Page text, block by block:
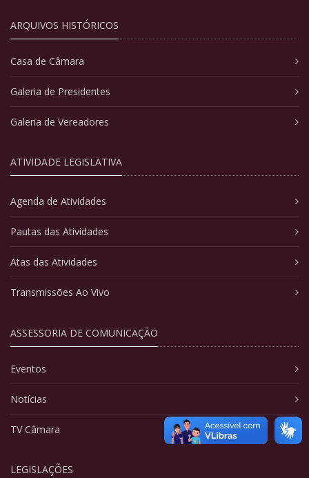
ARQUIVOS HISTÓRICOS
Casa de Câmara
Galeria de Presidentes
Galeria de Vereadores
ATIVIDADE LEGISLATIVA
Agenda de Atividades
Pautas das Atividades
Atas das Atividades
Transmissões Ao Vivo
ASSESSORIA DE COMUNICAÇÃO
Eventos
Notícias
TV Câmara
LEGISLAÇÕES